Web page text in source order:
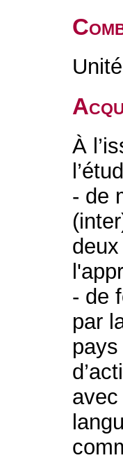
À
- de
- de
par